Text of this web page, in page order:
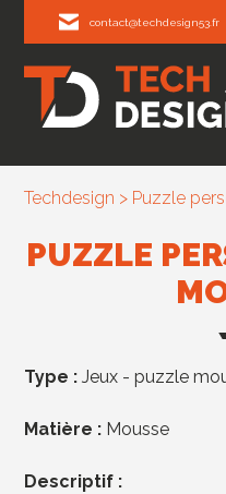
contact@techdesign53.fr
Techdesign > Puzzle
PUZZLE
Type : Jeux - puzzle
Matière : Mousse
Descriptif :